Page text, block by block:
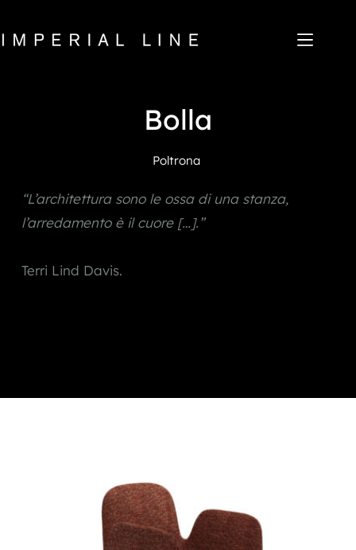
contenuto
Home
Prodotti
Mercato
Downloads
Contatti
Bolla
Poltrona
“L’architettura sono le ossa di una stanza,
l’arredamento è il cuore […].”
Terri Lind Davis.